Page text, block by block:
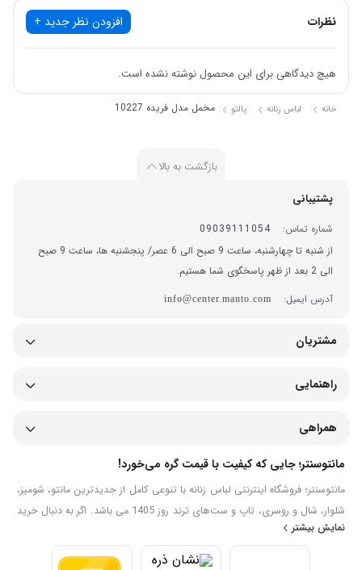
نظرات افزودن نظر جدید +
هیچ دیدگاهی برای این محصول نوشته نشده است.
خانه لباس زنانه پالتو مخمل مدل فریده 10227
بازگشت به بالا
پشتیبانی
شماره تماس:
09039111054
از شنبه تا چهارشنبه، ساعت 9 صبح الی 6 عصر/ پنجشنبه ها، ساعت 9 صبح
الی 2 بعد از ظهر پاسخگوی شما هستیم.
آدرس ایمیل:
info@center.manto.com
مشتریان
راهنمایی
همراهی
مانتوسنتر؛ جایی که کیفیت با قیمت گره می‌خورد!
مانتوسنتر؛ فروشگاه اینترنتی لباس زنانه با تنوعی کامل از جدیدترین مانتو، شومیز،
شلوار، شال و روسری، تاپ و ست‌های ترند روز 1405 می باشد. اگر به دنبال خرید
اینترنتی لباس زنانه شیک، جدید با قیمت مناسب هستید، در سایت خرید لباس
زنانه مانتوسنتر می‌توانید مدل‌های متنوع را مشاهده، مقایسه و به‌صورت آنلاین
نمایش بیشتر